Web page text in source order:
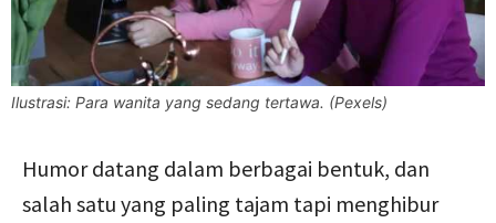
Ilustrasi: Para wanita yang sedang tertawa. (Pexels)
Humor datang dalam berbagai bentuk, dan
salah satu yang paling tajam tapi menghibur